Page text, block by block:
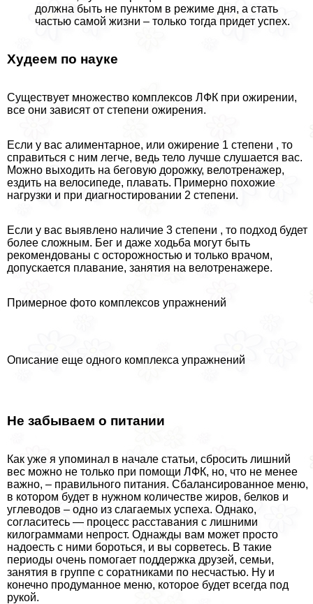
должна быть не пунктом в режиме дня, а стать
частью самой жизни – только тогда придет успех.
Худеем по науке
Существует множество комплексов ЛФК при ожирении,
все они зависят от степени ожирения.
Если у вас алиментарное, или ожирение 1 степени , то
справиться с ним легче, ведь тело лучше слушается вас.
Можно выходить на беговую дорожку, велотренажер,
ездить на велосипеде, плавать. Примерно похожие
нагрузки и при диагностировании 2 степени.
Если у вас выявлено наличие 3 степени , то подход будет
более сложным. Бег и даже ходьба могут быть
рекомендованы с осторожностью и только врачом,
допускается плавание, занятия на велотренажере.
Примерное фото комплексов упражнений
Описание еще одного комплекса упражнений
Не забываем о питании
Как уже я упоминал в начале статьи, сбросить лишний
вес можно не только при помощи ЛФК, но, что не менее
важно, – правильного питания. Сбалансированное меню,
в котором будет в нужном количестве жиров, белков и
углеводов – одно из слагаемых успеха. Однако,
согласитесь — процесс расставания с лишними
килограммами непрост. Однажды вам может просто
надоесть с ними бороться, и вы сорветесь. В такие
периоды очень помогает поддержка друзей, семьи,
занятия в группе с соратниками по несчастью. Ну и
конечно продуманное меню, которое будет всегда под
рукой.